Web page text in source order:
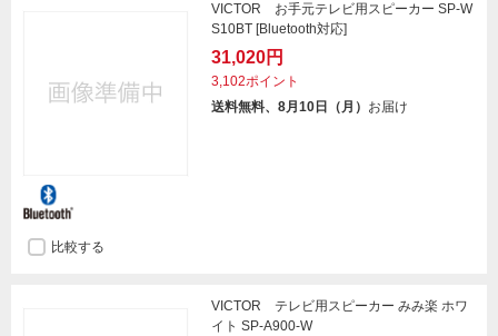
VICTOR お手元テレビ用スピーカー SP-W
S10BT [Bluetooth対応]
31,020円
3,102ポイント
送料無料、8月10日（月） お届け
比較する
VICTOR テレビ用スピーカー みみ楽 ホワ
イト SP-A900-W